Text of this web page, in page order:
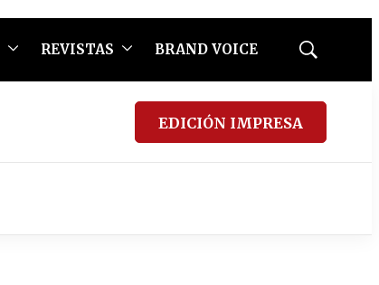
REVISTAS BRAND VOICE
Mostrar
EDICIÓN IMPRESA